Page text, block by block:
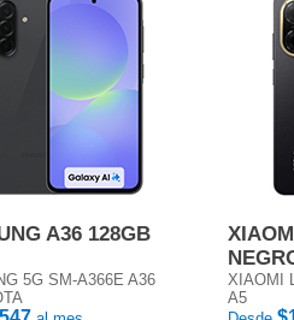
A36 128GB
5G SM-A366E A36
XIAOMI
A5